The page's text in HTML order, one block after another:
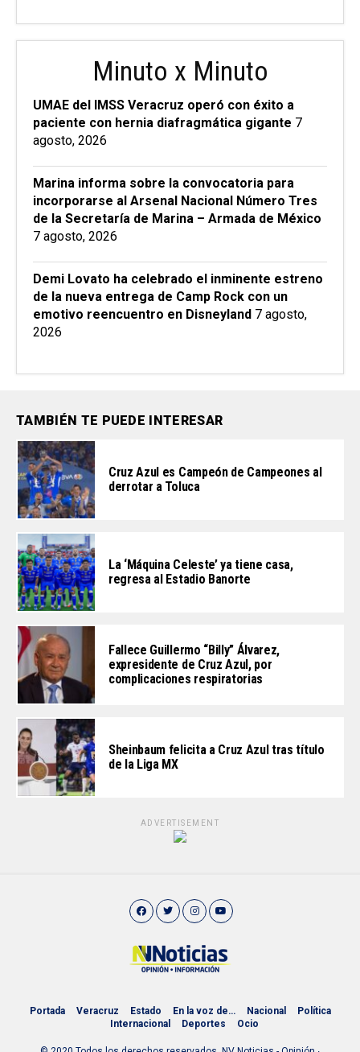
Minuto x Minuto
UMAE del IMSS Veracruz operó con éxito a
paciente con hernia diafragmática gigante 7
agosto, 2026
Marina informa sobre la convocatoria para
incorporarse al Arsenal Nacional Número Tres
de la Secretaría de Marina – Armada de México
7 agosto, 2026
Demi Lovato ha celebrado el inminente estreno
de la nueva entrega de Camp Rock con un
emotivo reencuentro en Disneyland 7 agosto,
2026
TAMBIÉN TE PUEDE INTERESAR
Cruz Azul es Campeón de Campeones al
derrotar a Toluca
La ‘Máquina Celeste’ ya tiene casa,
regresa al Estadio Banorte
Fallece Guillermo “Billy” Álvarez,
expresidente de Cruz Azul, por
complicaciones respiratorias
Sheinbaum felicita a Cruz Azul tras título
de la Liga MX
ADVERTISEMENT
Portada Veracruz Estado En la voz de… Nacional
Política
Internacional
Deportes Ocio